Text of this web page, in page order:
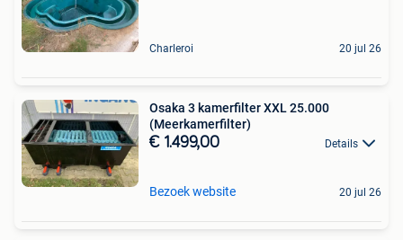
Charleroi 20 jul 26
Osaka 3 kamerfilter XXL 25.000
(Meerkamerfilter)
€ 1.499,00 Details
Bezoek website 20 jul 26